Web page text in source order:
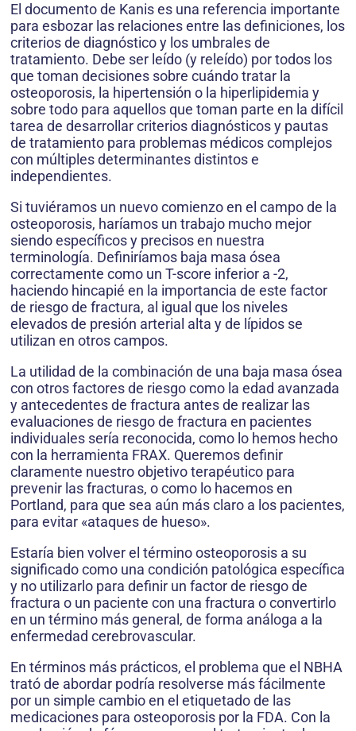
El documento de Kanis es una referencia importante
para esbozar las relaciones entre las definiciones, los
criterios de diagnóstico y los umbrales de
tratamiento. Debe ser leído (y releído) por todos los
que toman decisiones sobre cuándo tratar la
osteoporosis, la hipertensión o la hiperlipidemia y
sobre todo para aquellos que toman parte en la difícil
tarea de desarrollar criterios diagnósticos y pautas
de tratamiento para problemas médicos complejos
con múltiples determinantes distintos e
independientes.
Si tuviéramos un nuevo comienzo en el campo de la
osteoporosis, haríamos un trabajo mucho mejor
siendo específicos y precisos en nuestra
terminología. Definiríamos baja masa ósea
correctamente como un T-score inferior a -2,
haciendo hincapié en la importancia de este factor
de riesgo de fractura, al igual que los niveles
elevados de presión arterial alta y de lípidos se
utilizan en otros campos.
La utilidad de la combinación de una baja masa ósea
con otros factores de riesgo como la edad avanzada
y antecedentes de fractura antes de realizar las
evaluaciones de riesgo de fractura en pacientes
individuales sería reconocida, como lo hemos hecho
con la herramienta FRAX. Queremos definir
claramente nuestro objetivo terapéutico para
prevenir las fracturas, o como lo hacemos en
Portland, para que sea aún más claro a los pacientes,
para evitar «ataques de hueso».
Estaría bien volver el término osteoporosis a su
significado como una condición patológica específica
y no utilizarlo para definir un factor de riesgo de
fractura o un paciente con una fractura o convertirlo
en un término más general, de forma análoga a la
enfermedad cerebrovascular.
En términos más prácticos, el problema que el NBHA
trató de abordar podría resolverse más fácilmente
por un simple cambio en el etiquetado de las
medicaciones para osteoporosis por la FDA. Con la